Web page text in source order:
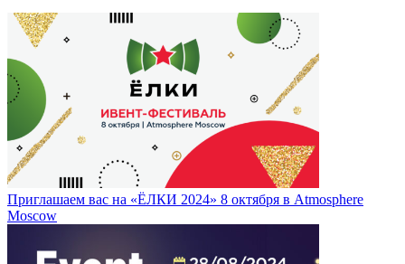
Приглашаем вас на «ЁЛКИ 2024» 8 октября в Atmosphere
Moscow